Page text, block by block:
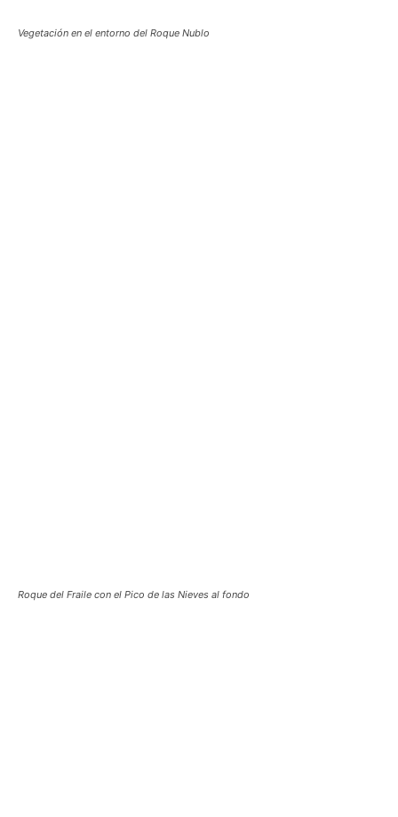
Vegetación en el entorno del Roque Nublo
Roque del Fraile con el Pico de las Nieves al fondo